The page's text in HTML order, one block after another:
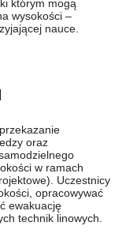
którym mogą
wysokości –
nauce.
oraz
w ramach
). Uczestnicy
opracowywać
ewakuację
technik linowych.